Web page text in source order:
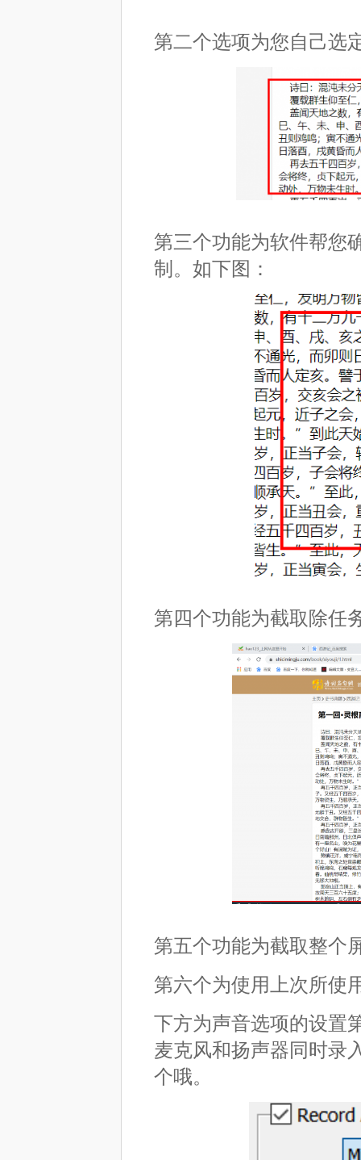
第二个选项为您自己选
第三个功能为软件帮您
制。如下图：
第四个功能为截取除任
第五个功能为截取整个
第六个为使用上次所使
下方为声音选项的设置
麦克风和扬声器同时录
个哦。